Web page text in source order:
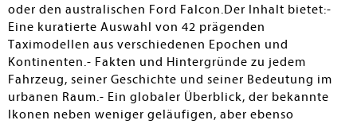
oder den australischen Ford Falcon.Der Inhalt bietet:-
Eine kuratierte Auswahl von 42 prägenden
Taximodellen aus verschiedenen Epochen und
Kontinenten.- Fakten und Hintergründe zu jedem
Fahrzeug, seiner Geschichte und seiner Bedeutung im
urbanen Raum.- Ein globaler Überblick, der bekannte
Ikonen neben weniger geläufigen, aber ebenso